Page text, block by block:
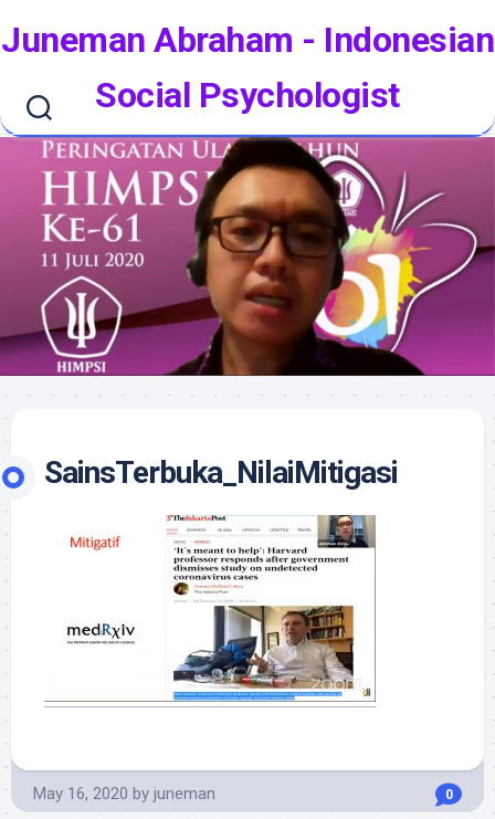
Juneman Abraham - Indonesian
Social Psychologist
SainsTerbuka_NilaiMitigasi
May 16, 2020 by juneman 0